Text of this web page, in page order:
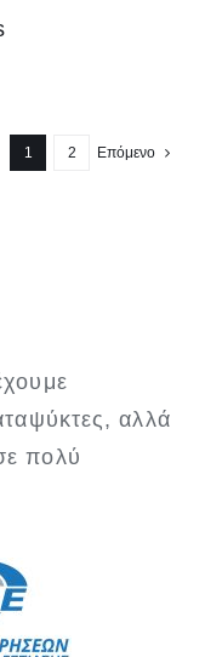
1 2 Επόμενο
αλλά
πολύ